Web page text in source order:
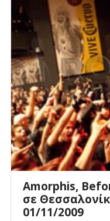
Amorphis,
σε
01/11/2009